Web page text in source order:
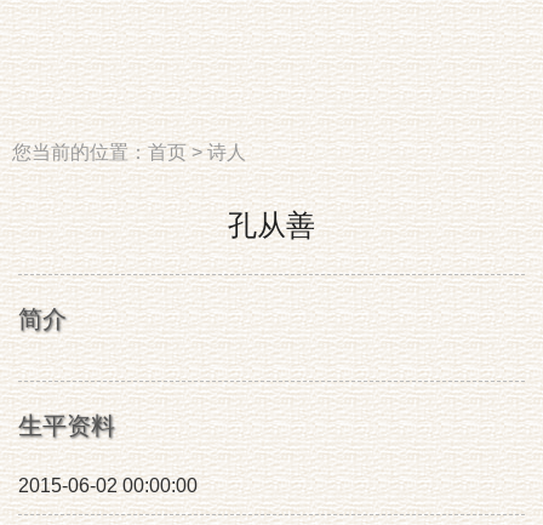
您当前的位置：首页>诗人
孔从善
简介
生平资料
2015-06-02 00:00:00